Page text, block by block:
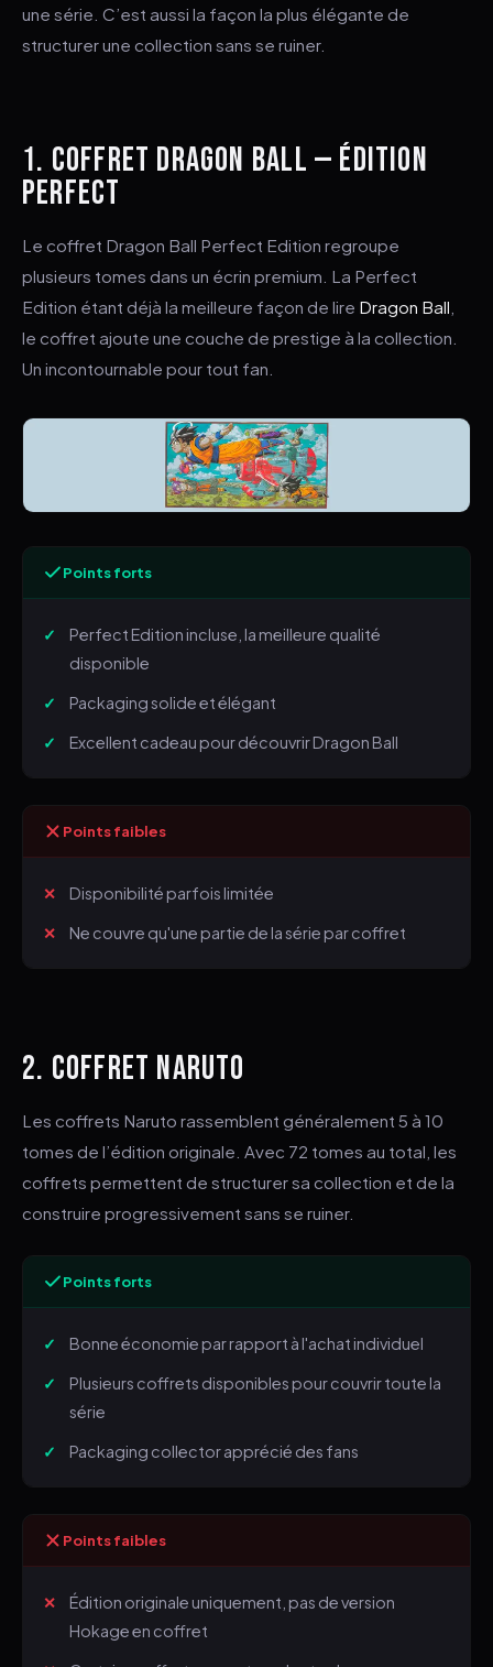
une série. C’est aussi la façon la plus élégante de
structurer une collection sans se ruiner.
1. COFFRET DRAGON BALL — ÉDITION
PERFECT
Le coffret Dragon Ball Perfect Edition regroupe
plusieurs tomes dans un écrin premium. La Perfect
Edition étant déjà la meilleure façon de lire Dragon Ball
le coffret ajoute une couche de prestige à la collection.
Un incontournable pour tout fan.
Points forts
Perfect Edition incluse, la meilleure qualité
disponible
Packaging solide et élégant
Excellent cadeau pour découvrir Dragon Ball
Points faibles
Disponibilité parfois limitée
Ne couvre qu'une partie de la série par coffret
2. COFFRET NARUTO
Les coffrets Naruto rassemblent généralement 5 à 10
tomes de l’édition originale. Avec 72 tomes au total, les
coffrets permettent de structurer sa collection et de la
construire progressivement sans se ruiner.
Points forts
Bonne économie par rapport à l'achat individuel
Plusieurs coffrets disponibles pour couvrir toute la
série
Packaging collector apprécié des fans
Points faibles
Édition originale uniquement, pas de version
Hokage en coffret